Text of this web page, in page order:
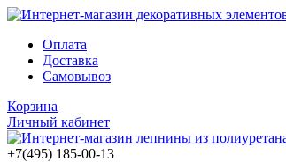
Оплата
Доставка
Самовывоз
Корзина
Личный кабинет
+7(495) 185-00-13